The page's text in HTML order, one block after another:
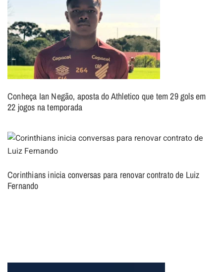
Conheça Ian Negão, aposta do Athletico que tem 29 gols em
22 jogos na temporada
Corinthians inicia conversas para renovar contrato de Luiz
Fernando